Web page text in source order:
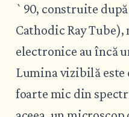
`90, construite
Cathodic Ray
electronice au încă
Lumina vizibilă este
foarte mic din